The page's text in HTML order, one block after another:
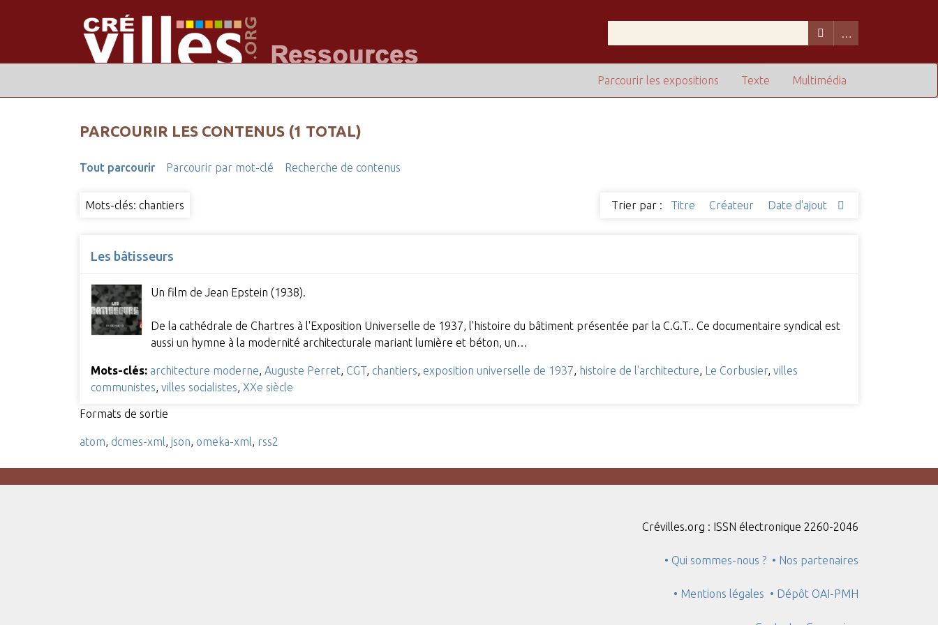
Multimédia
Texte
Parcourir les expositions
PARCOURIR LES CONTENUS (1 TOTAL)
Tout parcourir Parcourir par mot-clé Recherche de contenus
Mots-clés: chantiers Trier par : Titre Créateur Date d'ajout
Les bâtisseurs
Un film de Jean Epstein (1938).
De la cathédrale de Chartres à l'Exposition Universelle de 1937, l'histoire du bâtiment présentée par la C.G.T.. Ce documentaire syndical est
aussi un hymne à la modernité architecturale mariant lumière et béton, un…
Mots-clés: architecture moderne Auguste Perret, CGT, chantiers exposition universelle de 1937 histoire de l'architecture Le Corbusier, villes
communistes villes socialistes XXe siècle
Formats de sortie
atom dcmes-xml json omeka-xml rss2
Crévilles.org : ISSN électronique 2260-2046
• Qui sommes-nous ? • Nos partenaires
• Mentions légales • Dépôt OAI-PMH